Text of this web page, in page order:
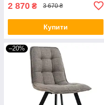
2 870 ₴ 3 670 ₴
Купити
–20%